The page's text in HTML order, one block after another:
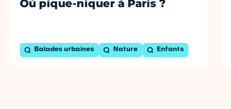
Où pique-niquer à Paris ?
Balades urbaines Nature Enfants